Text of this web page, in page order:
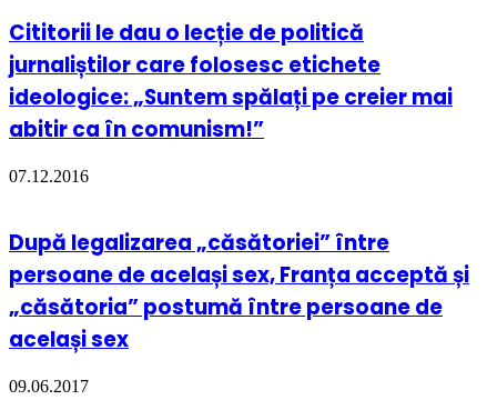
Cititorii le dau o lecție de politică
jurnaliștilor care folosesc etichete
ideologice: „Suntem spălați pe creier mai
abitir ca în comunism!”
07.12.2016
După legalizarea „căsătoriei” între
persoane de același sex, Franța acceptă și
„căsătoria” postumă între persoane de
același sex
09.06.2017